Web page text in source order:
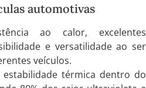
automotivas
ao calor, excelentes
e versatilidade ao ser
veículos.
térmica dentro do